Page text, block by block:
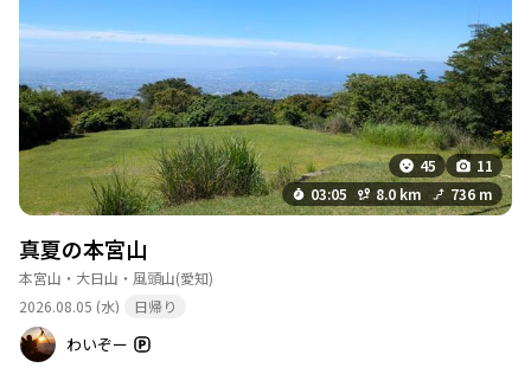
45
11
03:05
8.0 km 736 m
真夏の本宮山
本宮山・大日山・風頭山(愛知)
2026.08.05 (水)
日帰り
わいぞー